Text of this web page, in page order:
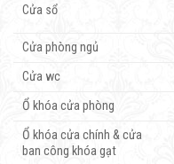
Cửa sổ
Cửa phòng ngủ
Cửa wc
Ổ khóa cửa phòng
Ổ khóa cửa chính & cửa
ban công khóa gạt